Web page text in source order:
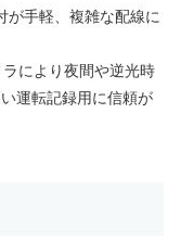
が手軽、複雑な配線に
により夜間や逆光時
運転記録用に信頼が